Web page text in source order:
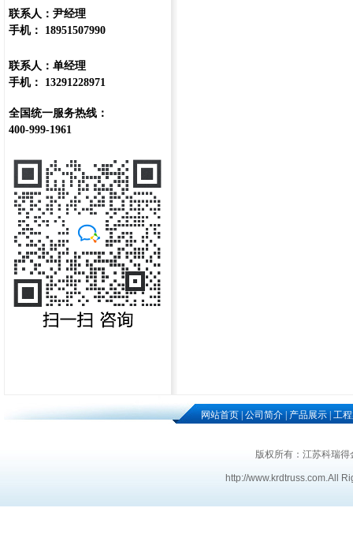
联系人：尹经理
手机： 18951507990
联系人：单经理
手机： 13291228971
全国统一服务热线：
400-999-1961
网站首页|公司简介|产品展示|工
版权所有：江苏科瑞
http://www.krdtruss.com.All